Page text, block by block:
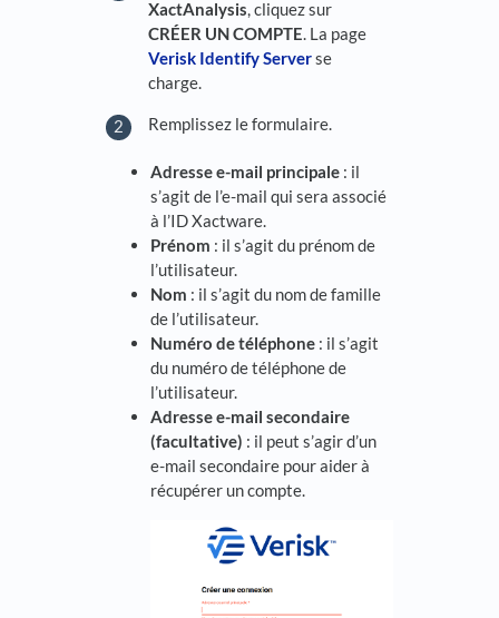
XactAnalysis, cliquez sur
CRÉER UN COMPTE. La page
Verisk Identify Serverse
charge.
Remplissez le formulaire.
Adresse e-mail principale : il
s’agit de l’e-mail qui sera associé
à l’ID Xactware.
Prénom : il s’agit du prénom de
l’utilisateur.
Nom : il s’agit du nom de famille
de l’utilisateur.
Numéro de téléphone : il s’agit
du numéro de téléphone de
l’utilisateur.
Adresse e-mail secondaire
(facultative) : il peut s’agir d’un
e-mail secondaire pour aider à
récupérer un compte.